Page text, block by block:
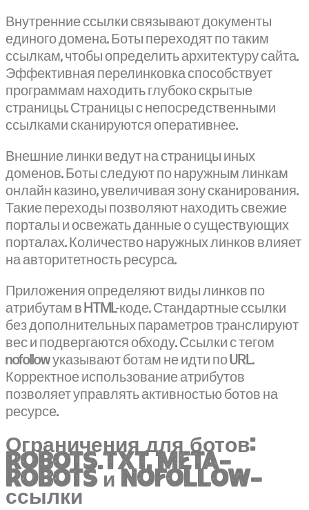
Внутренние ссылки связывают документы
единого домена. Боты переходят по таким
ссылкам, чтобы определить архитектуру сайта.
Эффективная перелинковка способствует
программам находить глубоко скрытые
страницы. Страницы с непосредственными
ссылками сканируются оперативнее.
Внешние линки ведут на страницы иных
доменов. Боты следуют по наружным линкам
онлайн казино, увеличивая зону сканирования.
Такие переходы позволяют находить свежие
порталы и освежать данные о существующих
порталах. Количество наружных линков влияет
на авторитетность ресурса.
Приложения определяют виды линков по
атрибутам в HTML-коде. Стандартные ссылки
без дополнительных параметров транслируют
вес и подвергаются обходу. Ссылки с тегом
nofollow указывают ботам не идти по URL.
Корректное использование атрибутов
позволяет управлять активностью ботов на
ресурсе.
Ограничения для ботов:
robots.txt, meta-
robots и nofollow-
ссылки